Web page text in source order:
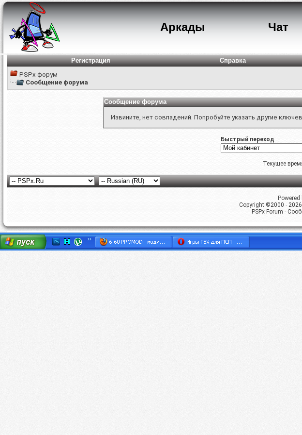
Аркады Чат
Регистрация Справка
PSPx форум
Сообщение форума
Сообщение форума
Извините, нет совпадений. Попробуйте указать другие
Быстрый переход
Текущее
Copyright ©2000 -
PSPx Forum -